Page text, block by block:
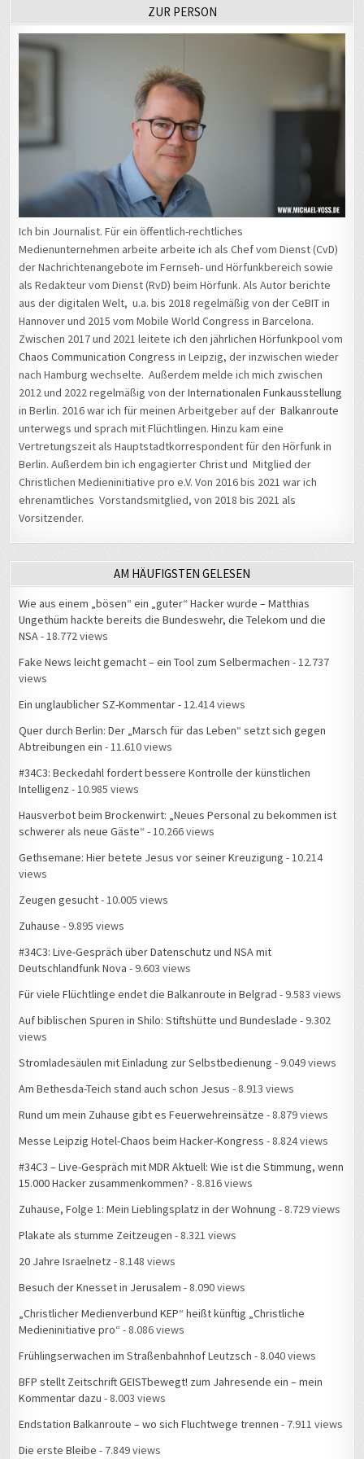
ZUR PERSON
Ich bin Journalist. Für ein öffentlich-rechtliches
Medienunternehmen arbeite arbeite ich als Chef vom Dienst (CvD)
der Nachrichtenangebote im Fernseh- und Hörfunkbereich sowie
als Redakteur vom Dienst (RvD) beim Hörfunk. Als Autor berichte
aus der digitalen Welt, u.a. bis 2018 regelmäßig von der CeBIT in
Hannover und 2015 vom Mobile World Congress in Barcelona.
Zwischen 2017 und 2021 leitete ich den jährlichen Hörfunkpool vom
Chaos Communication Congress in Leipzig, der inzwischen wieder
nach Hamburg wechselte. Außerdem melde ich mich zwischen
2012 und 2022 regelmäßig von derInternationalen Funkausstellung
in Berlin. 2016 war ich für meinen Arbeitgeber auf derBalkanroute
unterwegs und sprach mit Flüchtlingen. Hinzu kam eine
Vertretungszeit als Hauptstadtkorrespondent für den Hörfunk in
Berlin. Außerdem bin ich engagierter Christ und Mitglied der
Christlichen Medieninitiative pro e.V. Von 2016 bis 2021 war ich
ehrenamtliches Vorstandsmitglied, von 2018 bis 2021 als
Vorsitzender.
AM HÄUFIGSTEN GELESEN
Wie aus einem „bösen“ ein „guter“ Hacker wurde – Matthias
Ungethüm hackte bereits die Bundeswehr, die Telekom und die
NSA- 18.772 views
Fake News leicht gemacht – ein Tool zum Selbermachen - 12.737
views
Ein unglaublicher SZ-Kommentar- 12.414 views
Quer durch Berlin: Der „Marsch für das Leben“ setzt sich gegen
Abtreibungen ein - 11.610 views
#34C3: Beckedahl fordert bessere Kontrolle der künstlichen
Intelligenz - 10.985 views
Hausverbot beim Brockenwirt: „Neues Personal zu bekommen ist
schwerer als neue Gäste“ - 10.266 views
Gethsemane: Hier betete Jesus vor seiner Kreuzigung - 10.214
views
Zeugen gesucht- 10.005 views
Zuhause - 9.895 views
#34C3: Live-Gespräch über Datenschutz und NSA mit
Deutschlandfunk Nova - 9.603 views
Für viele Flüchtlinge endet die Balkanroute in Belgrad - 9.583 views
Auf biblischen Spuren in Shilo: Stiftshütte und Bundeslade - 9.302
views
Stromladesäulen mit Einladung zur Selbstbedienung - 9.049 views
Am Bethesda-Teich stand auch schon Jesus - 8.913 views
Rund um mein Zuhause gibt es Feuerwehreinsätze - 8.879 views
Messe Leipzig Hotel-Chaos beim Hacker-Kongress - 8.824 views
#34C3 – Live-Gespräch mit MDR Aktuell: Wie ist die Stimmung, wenn
15.000 Hacker zusammenkommen? - 8.816 views
Zuhause, Folge 1: Mein Lieblingsplatz in der Wohnung - 8.729 views
Plakate als stumme Zeitzeugen - 8.321 views
20 Jahre Israelnetz - 8.148 views
Besuch der Knesset in Jerusalem - 8.090 views
„Christlicher Medienverbund KEP“ heißt künftig „Christliche
Medieninitiative pro“ - 8.086 views
Frühlingserwachen im Straßenbahnhof Leutzsch - 8.040 views
BFP stellt Zeitschrift GEISTbewegt! zum Jahresende ein – mein
Kommentar dazu - 8.003 views
Endstation Balkanroute – wo sich Fluchtwege trennen - 7.911 views
Die erste Bleibe - 7.849 views